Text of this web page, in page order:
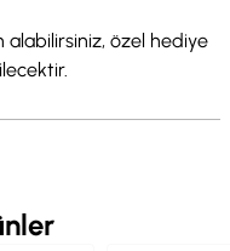
alabilirsiniz, özel hediye